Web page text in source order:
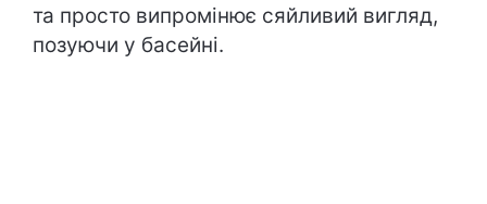
та просто випромінює сяйливий вигляд,
позуючи у басейні.